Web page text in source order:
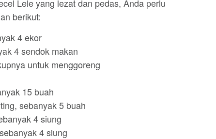
Lele yang lezat dan pedas, Anda perlu
berikut:
4 ekor
4 sendok makan
untuk menggoreng
15 buah
sebanyak 5 buah
4 siung
4 siung